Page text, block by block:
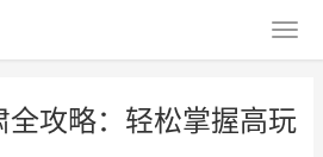
全攻略：轻松掌握高玩